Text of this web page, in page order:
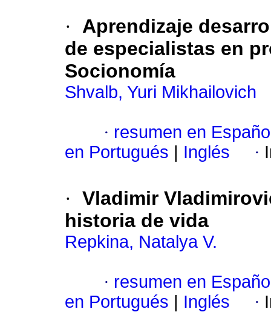
·
Aprendizaje
de especialistas en
Socionomía
Shvalb, Yuri Mikhailovich
· resumen en
en Portugués
Inglés ·
· Vladimir
historia de vida
Repkina, Natalya V.
· resumen en
en Portugués
Inglés ·